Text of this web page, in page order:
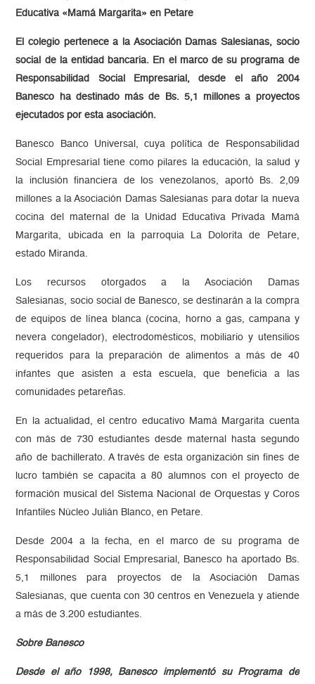
Educativa «Mamá Margarita» en Petare
El colegio pertenece a la Asociación Damas Salesianas, socio
social de la entidad bancaria. En el marco de su programa de
Responsabilidad Social Empresarial, desde el año 2004
Banesco ha destinado más de Bs. 5,1 millones a proyectos
ejecutados por esta asociación.
Banesco Banco Universal, cuya política de Responsabilidad
Social Empresarial tiene como pilares la educación, la salud y
la inclusión financiera de los venezolanos, aportó Bs. 2,09
millones a la Asociación Damas Salesianas para dotar la nueva
cocina del maternal de la Unidad Educativa Privada Mamá
Margarita, ubicada en la parroquia La Dolorita de Petare,
estado Miranda.
Los recursos otorgados a la Asociación Damas
Salesianas, socio social de Banesco, se destinarán a la compra
de equipos de línea blanca (cocina, horno a gas, campana y
nevera congelador), electrodomésticos, mobiliario y utensilios
requeridos para la preparación de alimentos a más de 40
infantes que asisten a esta escuela, que beneficia a las
comunidades petareñas.
En la actualidad, el centro educativo Mamá Margarita cuenta
con más de 730 estudiantes desde maternal hasta segundo
año de bachillerato. A través de esta organización sin fines de
lucro también se capacita a 80 alumnos con el proyecto de
formación musical del Sistema Nacional de Orquestas y Coros
Infantiles Núcleo Julián Blanco, en Petare.
Desde 2004 a la fecha, en el marco de su programa de
Responsabilidad Social Empresarial, Banesco ha aportado Bs.
5,1 millones para proyectos de la Asociación Damas
Salesianas, que cuenta con 30 centros en Venezuela y atiende
a más de 3.200 estudiantes.
Sobre Banesco
Desde el año 1998, Banesco implementó su Programa de